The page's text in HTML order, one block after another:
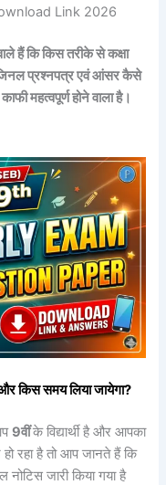
Link 2026
हैं कि किस तरीके से कक्षा
प्रश्नपत्र एवं आंसर कैसे
महत्वपूर्ण होने वाला है।
और किस समय लिया जायेगा?
9वींके विद्यार्थी है और आपका
रहा है तो आप जानते हैं कि
नोटिस जारी किया गया है